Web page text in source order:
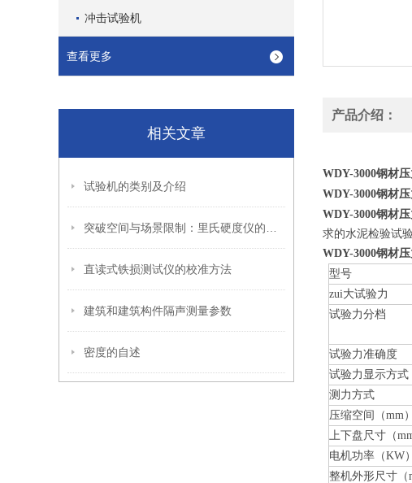
冲击试验机
查看更多
相关文章
试验机的类别及介绍
直读式铁损测试仪的校准方法
建筑和建筑构件隔声测量参数
密度的自述
产品介绍：
WDY-3000钢材
WDY-3000钢材
WDY-3000钢材
求的水泥检验试
WDY-3000钢材
型号
zui大试验力
试验力分档
试验力准确度
试验力显示方式
测力方式
压缩空间（mm）
上下盘尺寸（mm
电机功率（KW）
整机外形尺寸（